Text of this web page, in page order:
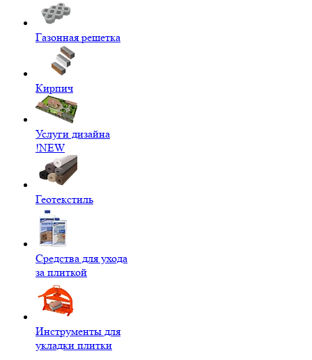
Газонная решетка
Кирпич
Услуги дизайна
!NEW
Геотекстиль
Средства для ухода
за плиткой
Инструменты для
укладки плитки